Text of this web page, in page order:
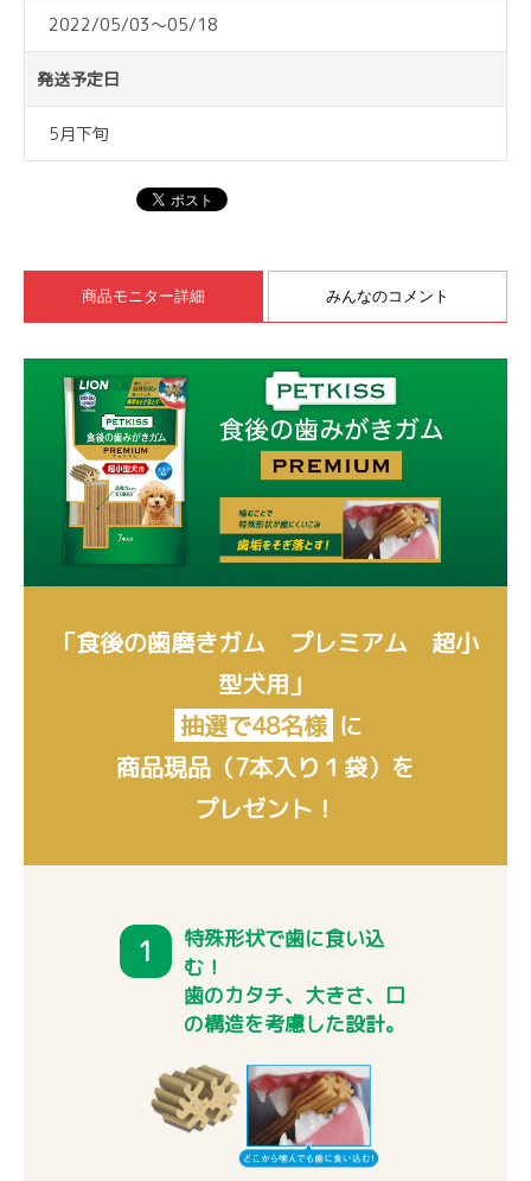
2022/05/03～05/18
発送予定日
5月下旬
商品モニター詳細 みんなのコメント
「食後の歯磨きガム プレミアム 超小
型犬用」
抽選で48名様 に
商品現品（7本入り１袋）を
プレゼント！
1
特殊形状で歯に食い込
む！
歯のカタチ、大きさ、口
の構造を考慮した設計。